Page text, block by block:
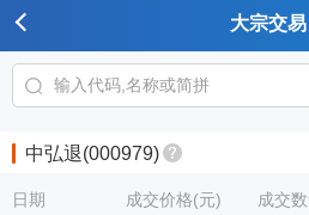
大宗交易
中弘退(000979)
日期 成交价格(元) 成交